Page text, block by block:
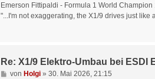
Emerson Fittipaldi - Formula 1 World
"...I'm not exaggerating, the X1/9 drives just
Re: X1/9 Elektro-Umbau bei ESDI
Bvon Holgi» 30. Mai 2026, 21:15